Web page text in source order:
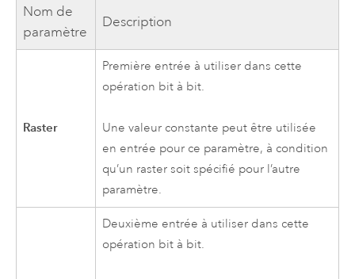
Nom de
paramètre
Description
Raster
Première entrée à utiliser dans cette
opération bit à bit.
Une valeur constante peut être utilisée
en entrée pour ce paramètre, à condition
qu’un raster soit spécifié pour l’autre
paramètre.
Deuxième entrée à utiliser dans cette
opération bit à bit.